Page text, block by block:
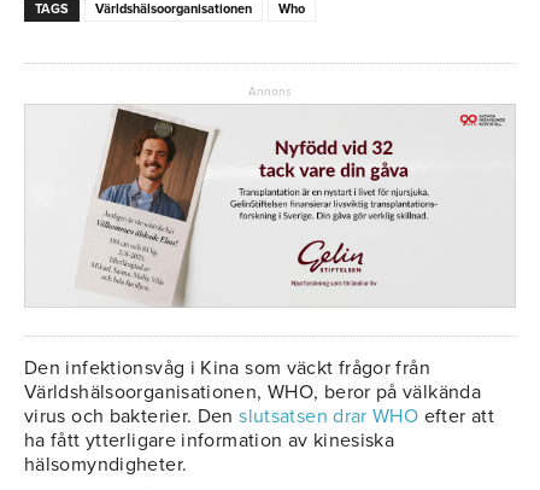
TAGS Världshälsoorganisationen Who
Annons
Den infektionsvåg i Kina som väckt frågor från
Världshälsoorganisationen, WHO, beror på välkända
virus och bakterier. Denslutsatsen drar WHO efter att
ha fått ytterligare information av kinesiska
hälsomyndigheter.